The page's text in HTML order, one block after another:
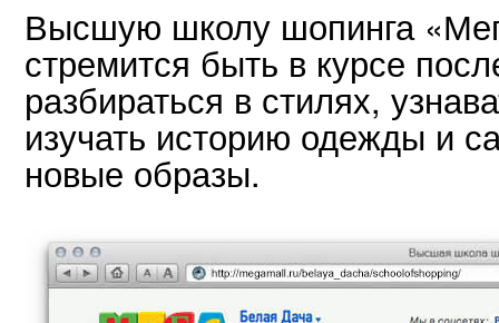
Высшую школу шопинга
стремится быть в курсе
разбираться в стилях,
изучать историю одежды и
новые образы.